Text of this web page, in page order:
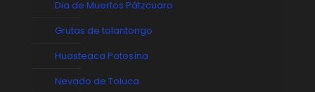
Dia de Muertos Pátzcuaro
Grutas de tolantongo
Huasteaca Potosína
Nevado de Toluca